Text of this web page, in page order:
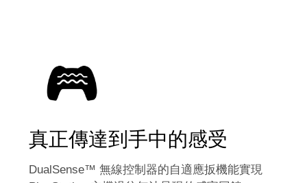
真正傳達到手中的感受
DualSense™ 無線控制器的自適應扳機能實現